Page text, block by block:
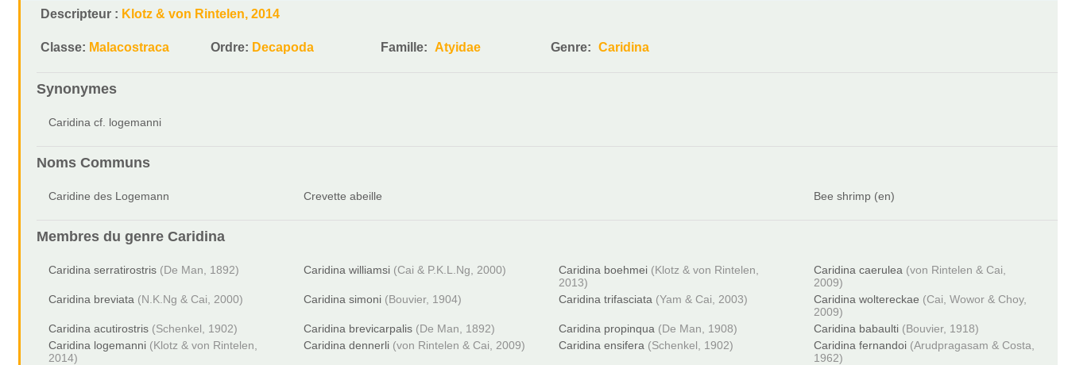
Descripteur : Klotz & von Rintelen, 2014
Classe: Malacostraca Ordre: Decapoda Famille: Atyidae Genre: Caridina
Synonymes
Caridina cf. logemanni
Noms Communs
Caridine des Logemann Crevette abeille Bee shrimp (en)
Membres du genreCaridina
Caridina serratirostris (De Man, 1892) Caridina williamsi (Cai & P.K.L.Ng, 2000) Caridina boehmei (Klotz & von Rintelen,
2013)
Caridina caerulea (von Rintelen & Cai,
2009)
Caridina breviata (N.K.Ng & Cai, 2000) Caridina simoni (Bouvier, 1904) Caridina trifasciata (Yam & Cai, 2003) Caridina woltereckae (Cai, Wowor & Choy,
2009)
Caridina acutirostris (Schenkel, 1902) Caridina brevicarpalis (De Man, 1892) Caridina propinqua (De Man, 1908) Caridina babaulti (Bouvier, 1918)
Caridina logemanni (Klotz & von Rintelen,
2014)
Caridina dennerli (von Rintelen & Cai, 2009) Caridina ensifera (Schenkel, 1902) Caridina fernandoi (Arudpragasam & Costa,
1962)